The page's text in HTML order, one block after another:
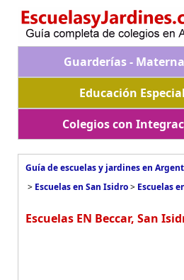
Guarderías -
Educación Especial
Colegios con
Guía de escuelas y jardines en
> Escuelas en San Isidro> Escuelas
Escuelas EN Beccar, San